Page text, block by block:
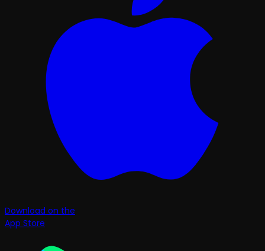
Download on the
App Store